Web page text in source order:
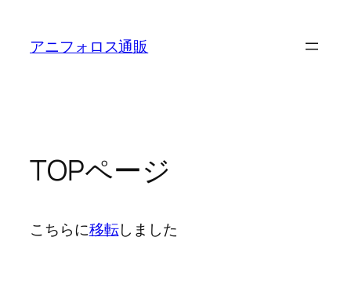
アニフォロス通販
TOPページ
こちらに移転しました